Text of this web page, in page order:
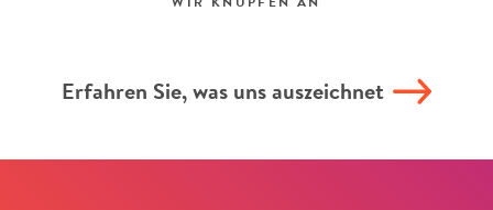
Erfahren Sie, was uns auszeichnet